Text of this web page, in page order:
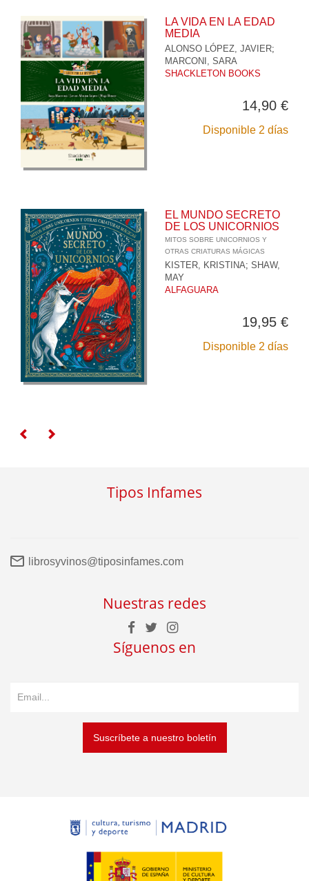
LA VIDA EN LA EDAD
MEDIA
ALONSO LÓPEZ, JAVIER;
MARCONI, SARA
SHACKLETON BOOKS
14,90 €
Disponible 2 días
EL MUNDO SECRETO
DE LOS UNICORNIOS
MITOS SOBRE UNICORNIOS Y
OTRAS CRIATURAS MÁGICAS
KISTER, KRISTINA; SHAW,
MAY
ALFAGUARA
19,95 €
Disponible 2 días
Tipos Infames
librosyvinos@tiposinfames.com
Nuestras redes
Síguenos en
Suscríbete a nuestro boletín